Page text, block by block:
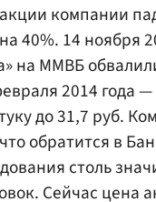
компании
40%. 14 ноября
на ММВБ
2014 года
до 31,7 руб.
обратится в
столь
Сейчас цена